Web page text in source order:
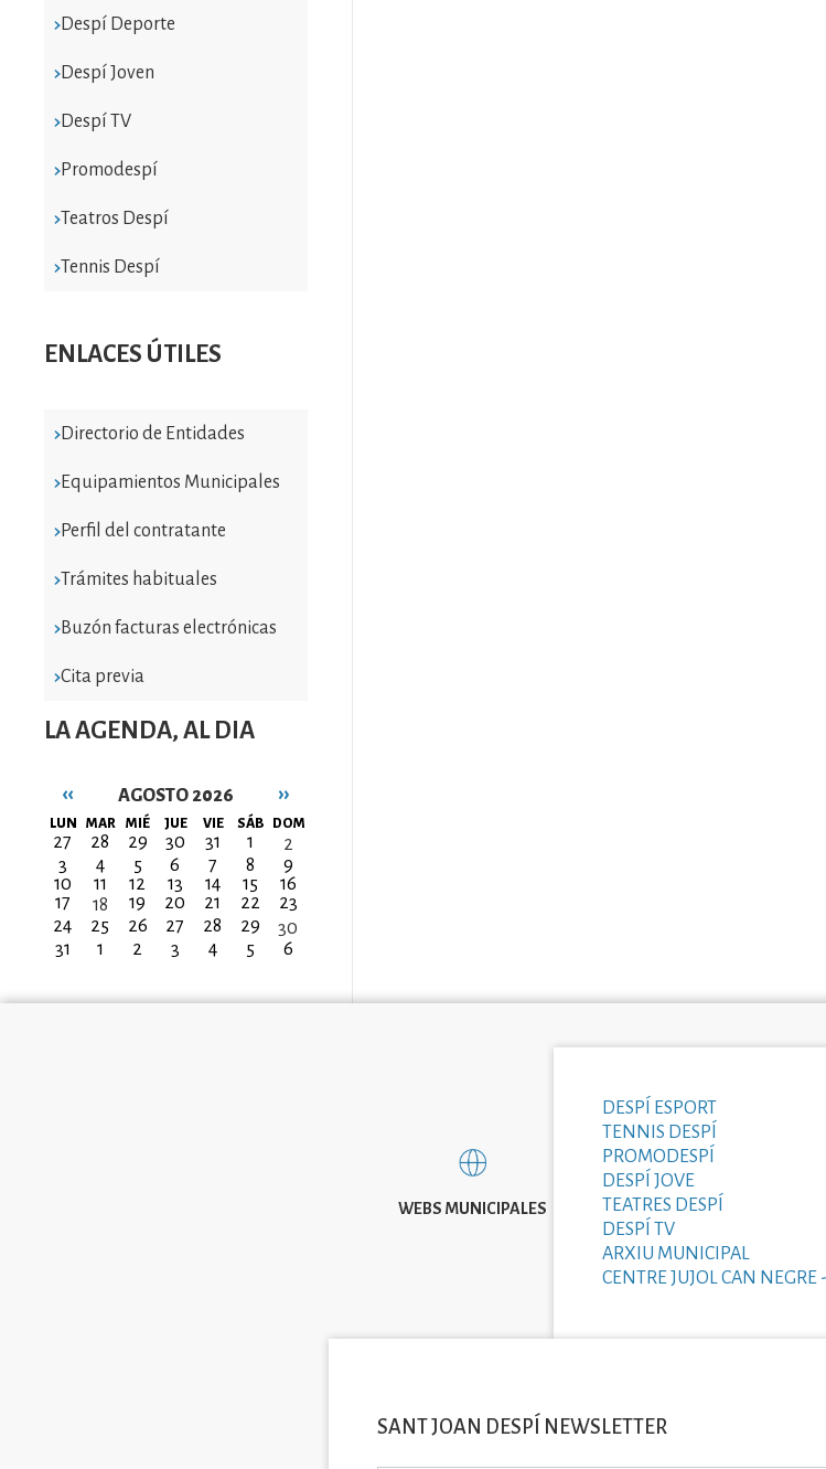
Despí Deporte
Despí Joven
Despí TV
Promodespí
Teatros Despí
Tennis Despí
ENLACES ÚTILES
Directorio de Entidades
Equipamientos Municipales
Perfil del contratante
Trámites habituales
Buzón facturas electrónicas
Cita previa
LA AGENDA, AL DIA
AGOSTO 2026
Paginación
‹‹ ››
LUN MAR MIÉ JUE VIE SÁB DOM
27 28 29 30 31 1
2
3
4 5 6 7 8
9
10
11 12 13 14 15
16
17
18 19 20 21 22
23
24
25 26 27 28 29
30
31
1 2 3 4 5 6
WEBS MUNICIPALES
DESPÍ ESPORT
TENNIS DESPÍ
PROMODESPÍ
DESPÍ JOVE
TEATRES DESPÍ
DESPÍ TV
ARXIU MUNICIPAL
CENTRE JUJOL CAN
SANT JOAN DESPÍ NEWSLETTER